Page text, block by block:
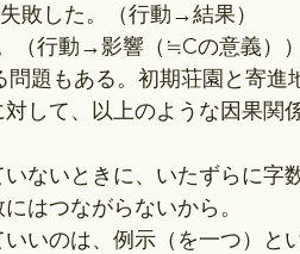
敗した。（行動→結果）
（行動→影響（≒Cの意義））
題もある。初期荘園と寄進
して、以上のような因果関
ないときに、いたずらに字
はつながらないから。
いのは、例示（を一つ）と